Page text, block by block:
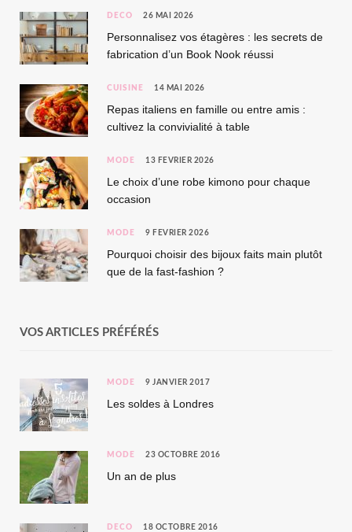
DÉCO 26 MAI 2026
Personnalisez vos étagères : les secrets de
fabrication d’un Book Nook réussi
CUISINE 14 MAI 2026
Repas italiens en famille ou entre amis :
cultivez la convivialité à table
MODE 13 FÉVRIER 2026
Le choix d’une robe kimono pour chaque
occasion
MODE 9 FÉVRIER 2026
Pourquoi choisir des bijoux faits main plutôt
que de la fast-fashion ?
VOS ARTICLES PRÉFÉRÉS
MODE 9 JANVIER 2017
Les soldes à Londres
MODE 23 OCTOBRE 2016
Un an de plus
DÉCO 18 OCTOBRE 2016